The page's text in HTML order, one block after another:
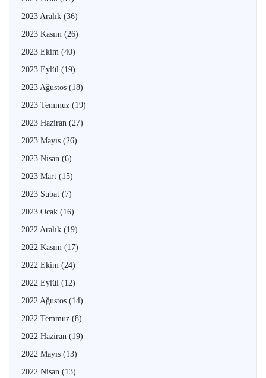
2023 Aralık (36)
2023 Kasım (26)
2023 Ekim (40)
2023 Eylül (19)
2023 Ağustos (18)
2023 Temmuz (19)
2023 Haziran (27)
2023 Mayıs (26)
2023 Nisan (6)
2023 Mart (15)
2023 Şubat (7)
2023 Ocak (16)
2022 Aralık (19)
2022 Kasım (17)
2022 Ekim (24)
2022 Eylül (12)
2022 Ağustos (14)
2022 Temmuz (8)
2022 Haziran (19)
2022 Mayıs (13)
2022 Nisan (13)